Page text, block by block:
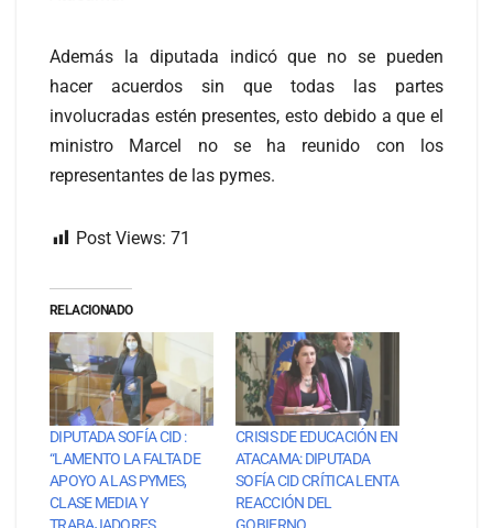
Además la diputada indicó que no se pueden
hacer acuerdos sin que todas las partes
involucradas estén presentes, esto debido a que el
ministro Marcel no se ha reunido con los
representantes de las pymes.
Post Views: 71
RELACIONADO
DIPUTADA SOFÍA CID :
“LAMENTO LA FALTA DE
APOYO A LAS PYMES,
CLASE MEDIA Y
CRISIS DE EDUCACIÓN EN
ATACAMA: DIPUTADA
SOFÍA CID CRÍTICA LENTA
REACCIÓN DEL